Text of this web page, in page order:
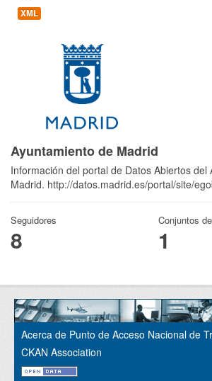
XML
Ayuntamiento de Madrid
Información del portal de Datos Abiertos del
Madrid. http://datos.madrid.es/portal/site/
Seguidores
8
Conjuntos
1
Acerca de Punto de Acceso Nacional de
CKAN Association